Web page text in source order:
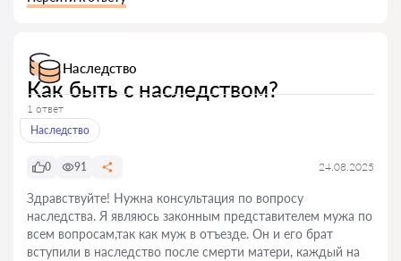
Наследство
Как быть с наследством?
1 ответ
Наследство
0 91 24.08.2025
Здравствуйте! Нужна консультация по вопросу
наследства. Я являюсь законным представителем мужа по
всем вопросам,так как муж в отъезде. Он и его брат
вступили в наследство после смерти матери, каждый на